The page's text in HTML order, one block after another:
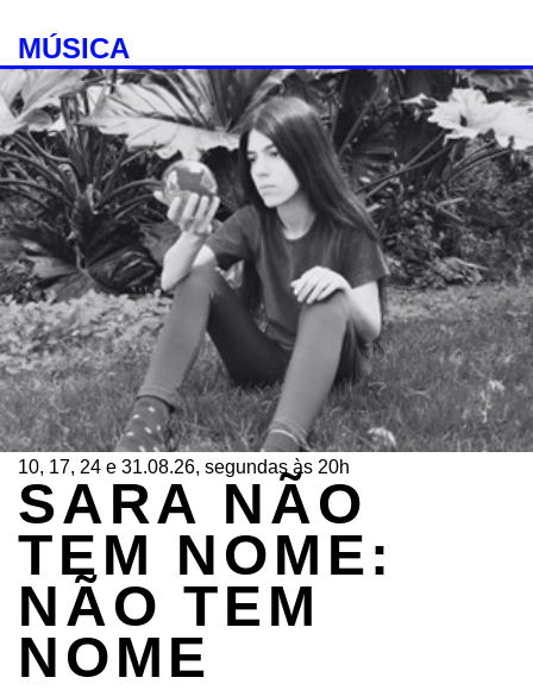
MÚSICA
10, 17, 24 e 31.08.26, segundas às 20h
SARA NÃO
TEM NOME:
NÃO TEM
NOME